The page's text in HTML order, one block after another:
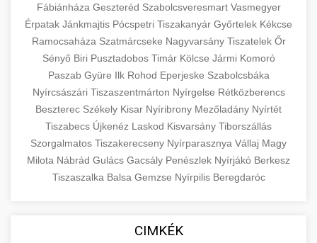
Fábiánháza Geszteréd Szabolcsveresmart Vasmegyer
Érpatak Jánkmajtis Pócspetri Tiszakanyár Győrtelek Kékcse
Ramocsaháza Szatmárcseke Nagyvarsány Tiszatelek Őr
Sényő Biri Pusztadobos Timár Kölcse Jármi Komoró
Paszab Gyüre Ilk Rohod Eperjeske Szabolcsbáka
Nyírcsászári Tiszaszentmárton Nyírgelse Rétközberencs
Beszterec Székely Kisar Nyíribrony Mezőladány Nyírtét
Tiszabecs Újkenéz Laskod Kisvarsány Tiborszállás
Szorgalmatos Tiszakerecseny Nyírparasznya Vállaj Magy
Milota Nábrád Gulács Gacsály Penészlek Nyírjákó Berkesz
Tiszaszalka Balsa Gemzse Nyírpilis Beregdaróc
CIMKÉK